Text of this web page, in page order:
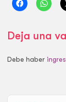
Deja una
Debe haber